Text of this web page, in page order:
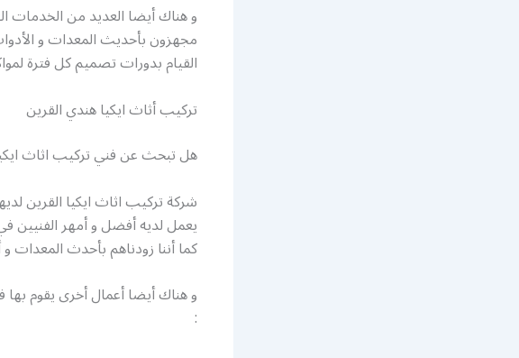
و هناك أيضا العديد من الخدمات
مجهزون بأحديث المعدات و
القيام بدورات تصميم كل فترة
تركيب أثاث ايكيا هندي القرين
هل تبحث عن فني تركيب اثاث
شركة تركيب اثاث ايكيا القرين
يعمل لديه أفضل و أمهر الفنيين
كما أننا زودناهم بأحدث المعدات
و هناك أيضا أعمال أخرى يقوم
: